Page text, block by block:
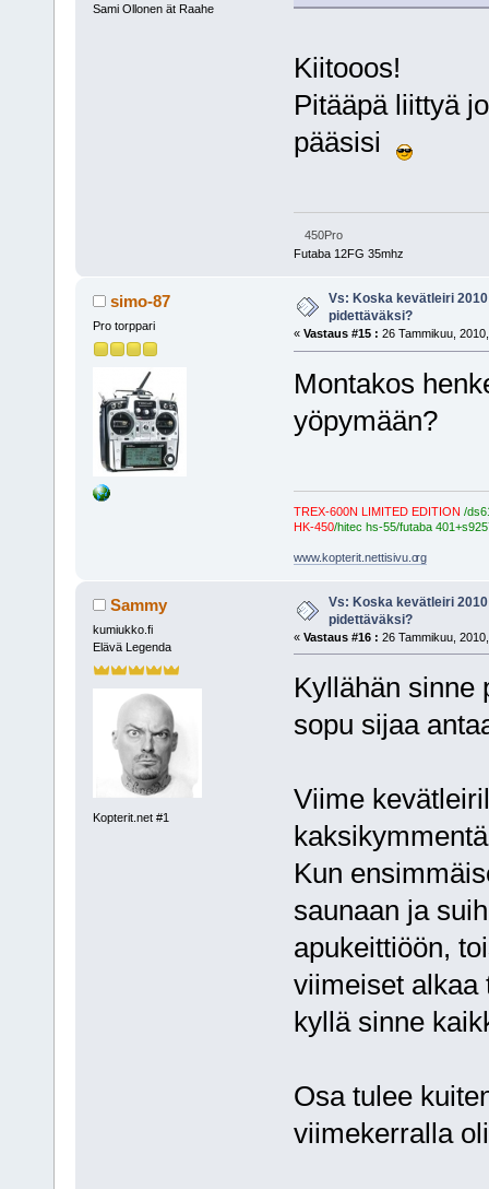
Sami Ollonen ät Raahe
Kiitooos!
Pitääpä liittyä
pääsisi
450Pro
Futaba 12FG 35mhz
simo-87
Pro torppari
Vs: Koska kevätleiri
pidettäväksi?
« Vastaus #15 : 26 Tammikuu,
Montakos
yöpymään?
TREX-600N LIMITED EDITION /
HK-450/hitec hs-55/futaba
www.kopterit.nettisivu.org
Sammy
kumiukko.fi
Elävä Legenda
Kopterit.net #1
Vs: Koska kevätleiri
pidettäväksi?
« Vastaus #16 : 26 Tammikuu,
Kyllähän sinne
sopu sijaa
Viime
Kun
saunaan ja
apukeittiöön,
viimeiset alkaa
kyllä sinne
Osa tulee
viimekerralla